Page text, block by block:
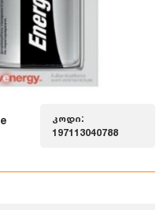
კოდი:
197113040788